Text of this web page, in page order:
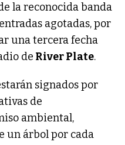
la reconocida banda
agotadas, por
una tercera fecha
de River Plate.
signados por
de
ambiental,
un árbol por cada